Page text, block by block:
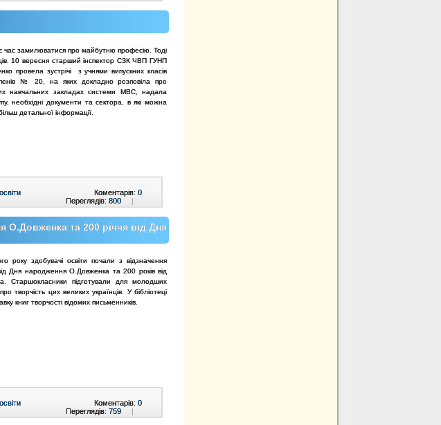
час замилюватися про майбутню професію. Тоді
10 вересня старший інспектор СЗК ЧВП ГУНП
провела зустрічі з учнями випускних класів
№ 20, на яких докладно розповіла про
навчальних закладах системи МВС, надала
необхідні документи та сектора, в які можна
детальної інформації.
Коментарів: 0
Переглядів: 800 |
О.Довженка та 200 річчя від Дня
року здобувачі освіти почали з відзначення
Дня народження О.Довженка та 200 років від
Старшокласники підготували для молодших
творчість цих великих українців. У бібліотеці
книг творчості відомих письменників.
Коментарів: 0
Переглядів: 759 |